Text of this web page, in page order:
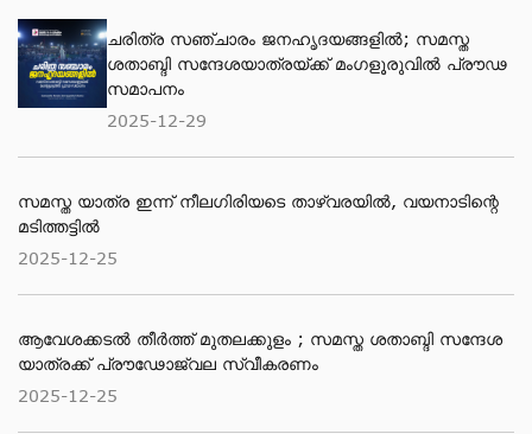
ചരിത്ര സഞ്ചാരം ജനഹൃദയങ്ങളിൽ; സമസ്ത
ശതാബ്ദി സന്ദേശയാത്രയ്ക്ക് മംഗളൂരുവിൽ പ്രൗഢ
സമാപനം
2025-12-29
സമസ്ത യാത്ര ഇന്ന് നീലഗിരിയടെ താഴ്‌വരയിൽ, വയനാടിന്റെ
മടിത്തട്ടിൽ
2025-12-25
ആവേശക്കടൽ തീർത്ത് മുതലക്കുളം ; സമസ്ത ശതാബ്ദി സന്ദേശ
യാത്രക്ക് പ്രൗഢോജ്വല സ്വീകരണം
2025-12-25